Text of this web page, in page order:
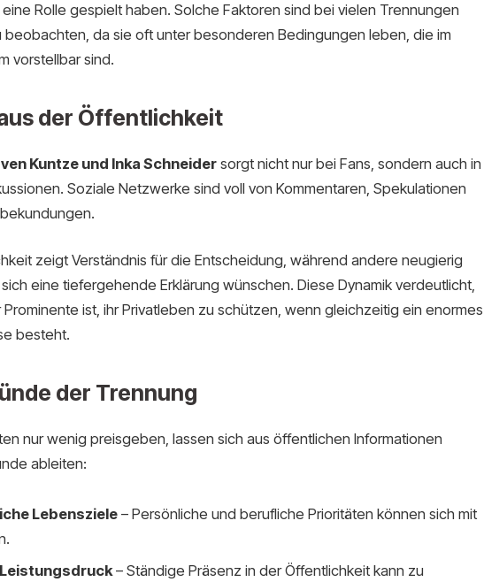
Rolle gespielt haben. Solche Faktoren sind bei vielen Trennungen
beobachten, da sie oft unter besonderen Bedingungen leben, die im
vorstellbar sind.
der Öffentlichkeit
Kuntze und Inka Schneidersorgt nicht nur bei Fans, sondern auch in
Soziale Netzwerke sind voll von Kommentaren, Spekulationen
zeigt Verständnis für die Entscheidung, während andere neugierig
eine tiefergehende Erklärung wünschen. Diese Dynamik verdeutlicht,
ist, ihr Privatleben zu schützen, wenn gleichzeitig ein enormes
besteht.
der Trennung
nur wenig preisgeben, lassen sich aus öffentlichen Informationen
ableiten:
Lebensziele– Persönliche und berufliche Prioritäten können sich mit
– Ständige Präsenz in der Öffentlichkeit kann zu